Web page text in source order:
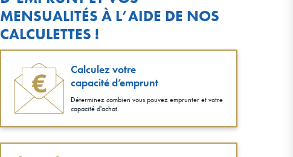
MENSUALITÉS À L’AIDE DE NOS
CALCULETTES !
Calculez votre
capacité d’emprunt
Déterminez combien vous pouvez emprunter et votre
capacité d'achat.